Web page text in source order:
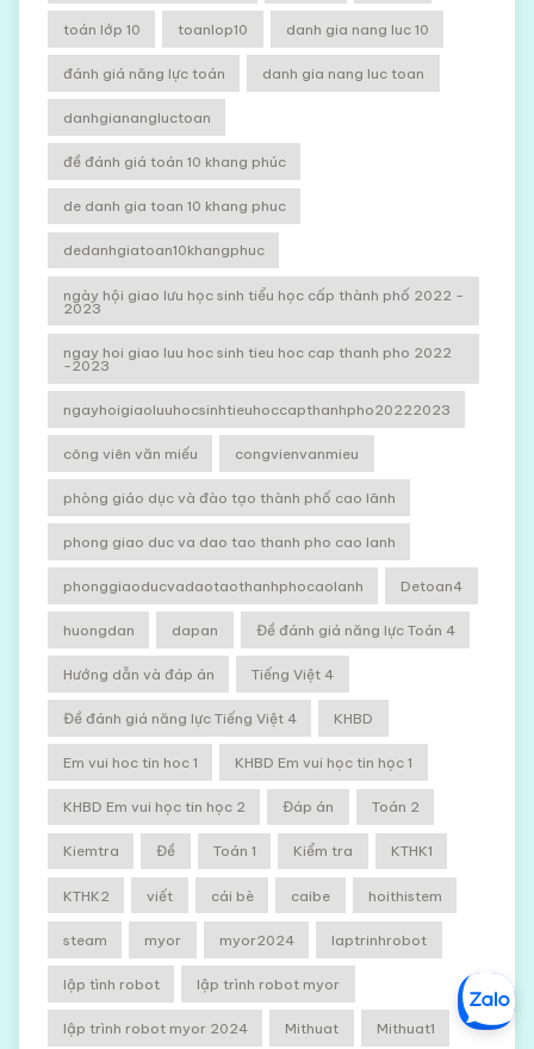
toán lớp 10 toanlop10 danh gia nang luc 10
đánh giá năng lực toán danh gia nang luc toan
danhgianangluctoan
đề đánh giá toán 10 khang phúc
de danh gia toan 10 khang phuc
dedanhgiatoan10khangphuc
ngày hội giao lưu học sinh tiểu học cấp thành phố 2022 -
2023
ngay hoi giao luu hoc sinh tieu hoc cap thanh pho 2022
-2023
ngayhoigiaoluuhocsinhtieuhoccapthanhpho20222023
công viên văn miếu congvienvanmieu
phòng giáo dục và đào tạo thành phố cao lãnh
phong giao duc va dao tao thanh pho cao lanh
phonggiaoducvadaotaothanhphocaolanh Detoan4
huongdan dapan Đề đánh giá năng lực Toán 4
Hướng dẫn và đáp án Tiếng Việt 4
Đề đánh giá năng lực Tiếng Việt 4 KHBD
Em vui hoc tin hoc 1 KHBD Em vui học tin học 1
KHBD Em vui học tin học 2 Đáp án Toán 2
Kiemtra Đề Toán 1 Kiểm tra KTHK1
KTHK2 viết cái bè caibe hoithistem
steam myor myor2024 laptrinhrobot
lập tình robot lập trình robot myor
lập trình robot myor 2024 Mithuat Mithuat1